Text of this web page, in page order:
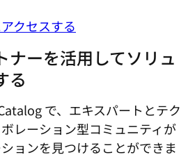
クセスする
ナーを活用してソリュ
る
で、エキスパートとテク
レーション型コミ​ュニティが
ョンを見つけることができま